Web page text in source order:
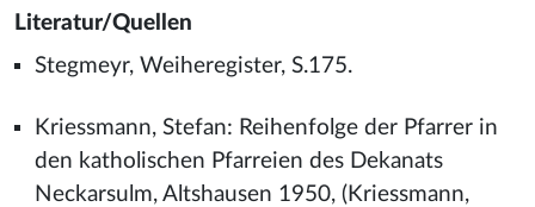
Literatur/Quellen
Stegmeyr, Weiheregister, S.175.
Kriessmann, Stefan: Reihenfolge der Pfarrer in
den katholischen Pfarreien des Dekanats
Neckarsulm, Altshausen 1950, (Kriessmann,